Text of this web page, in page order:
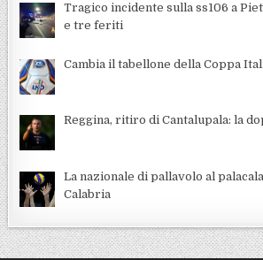
Tragico incidente sulla ss106 a
e tre feriti
Cambia il tabellone della Coppa
Reggina, ritiro di Cantalupala: la
La nazionale di pallavolo al
Calabria